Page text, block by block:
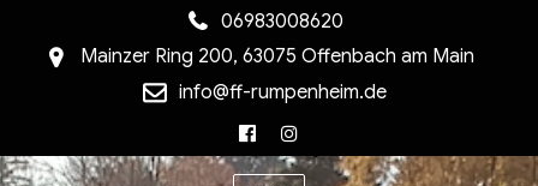
06983008620
Mainzer Ring 200, 63075 Offenbach am Main
info@ff-rumpenheim.de
Facebook